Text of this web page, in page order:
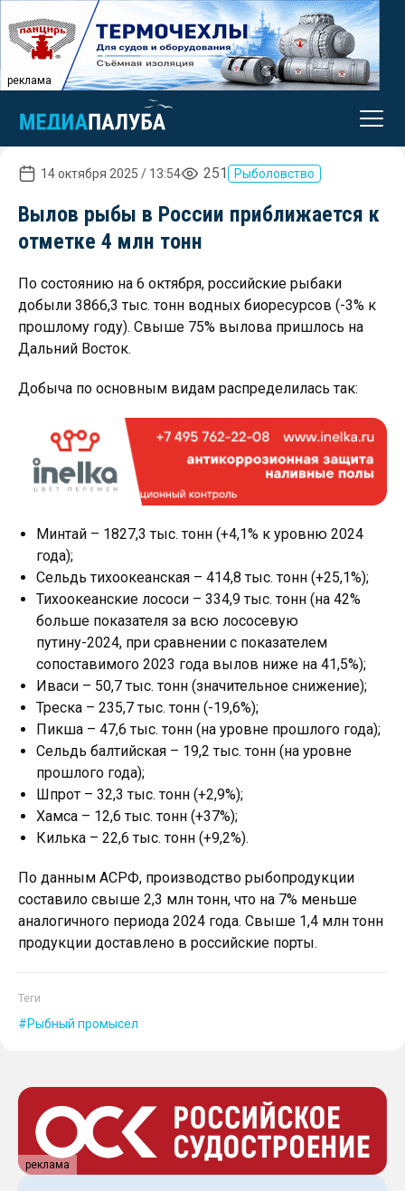
реклама
14 октября 2025 / 13:54 251 Рыболовство
Вылов рыбы в России приближается к
отметке 4 млн тонн
По состоянию на 6 октября, российские рыбаки
добыли 3866,3 тыс. тонн водных биоресурсов (-3% к
прошлому году). Свыше 75% вылова пришлось на
Дальний Восток.
Добыча по основным видам распределилась так:
Минтай – 1827,3 тыс. тонн (+4,1% к уровню 2024
года);
Сельдь тихоокеанская – 414,8 тыс. тонн (+25,1%);
Тихоокеанские лососи – 334,9 тыс. тонн (на 42%
больше показателя за всю лососевую
путину-2024, при сравнении с показателем
сопоставимого 2023 года вылов ниже на 41,5%);
Иваси – 50,7 тыс. тонн (значительное снижение);
Треска – 235,7 тыс. тонн (-19,6%);
Пикша – 47,6 тыс. тонн (на уровне прошлого года);
Сельдь балтийская – 19,2 тыс. тонн (на уровне
прошлого года);
Шпрот – 32,3 тыс. тонн (+2,9%);
Хамса – 12,6 тыс. тонн (+37%);
Килька – 22,6 тыс. тонн (+9,2%).
По данным АСРФ, производство рыбопродукции
составило свыше 2,3 млн тонн, что на 7% меньше
аналогичного периода 2024 года. Свыше 1,4 млн тонн
продукции доставлено в российские порты.
Теги
Рыбный промысел
реклама